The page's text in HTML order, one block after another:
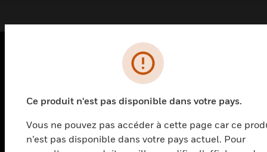
SOLUTIONS
toggle view
SECTEURS
Ce produit n'est pas disponible dans votre pays.
Vous ne pouvez pas accéder à cette page car ce
n’est pas disponible dans votre pays actuel. Pour